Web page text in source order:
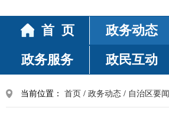
首 页 政务动态
政务服务
政民互动
当前位置： 首页 / 政务动态 / 自治区要闻